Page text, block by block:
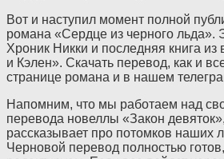
Вот и наступил момент полной
романа «Сердце из черного льда».
Хроник Никки и последняя книга
и Кэлен». Скачать перевод, как и
странице романа и в нашем
Напомним, что мы работаем над
перевода новеллы «Закон
рассказывает про потомков наших
Черновой перевод полностью